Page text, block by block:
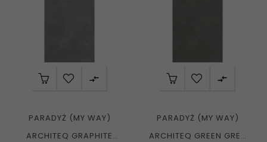

PARADYŻ (MY WAY)
ARCHITEQ GRAPHITE

PARADYŻ (MY WAY)
ARCHITEQ GREEN GRES